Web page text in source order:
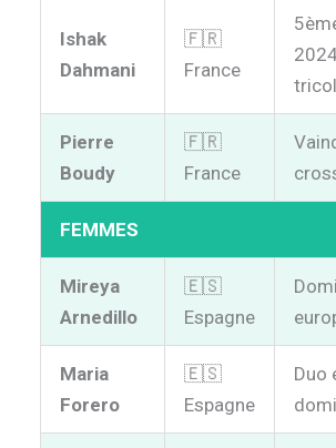
Ishak
Dahmani
🇫🇷
France
Pierre
Boudy
🇫🇷
France
FEMMES
Mireya
Arnedillo
🇪🇸
Espagne
Maria
Forero
🇪🇸
Espagne
Duo